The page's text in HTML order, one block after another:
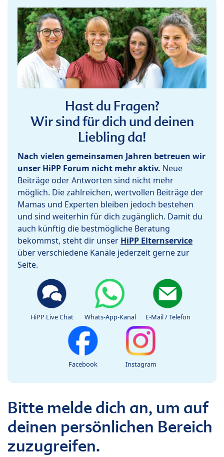
Hast du Fragen?
Wir sind für dich und deinen
Liebling da!
Nach vielen gemeinsamen Jahren betreuen wir
unser HiPP Forum nicht mehr aktiv. Neue
Beiträge oder Antworten sind nicht mehr
möglich. Die zahlreichen, wertvollen Beiträge der
Mamas und Experten bleiben jedoch bestehen
und sind weiterhin für dich zugänglich. Damit du
auch künftig die bestmögliche Beratung
bekommst, steht dir unser HiPP Elternservice
über verschiedene Kanäle jederzeit gerne zur
Seite.
HiPP Live Chat Whats-App-Kanal E-Mail / Telefon
Facebook Instagram
Bitte melde dich an, um auf
deinen persönlichen Bereich
zuzugreifen.